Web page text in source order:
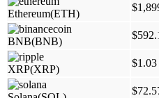
Ethereum(ETH)
BNB(BNB)
XRP(XRP)
$1.03